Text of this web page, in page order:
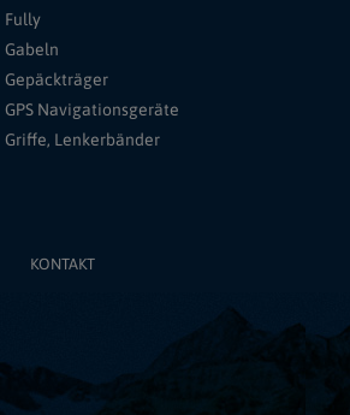
Fully
Gabeln
Gepäckträger
GPS Navigationsgeräte
Griffe, Lenkerbänder
KONTAKT